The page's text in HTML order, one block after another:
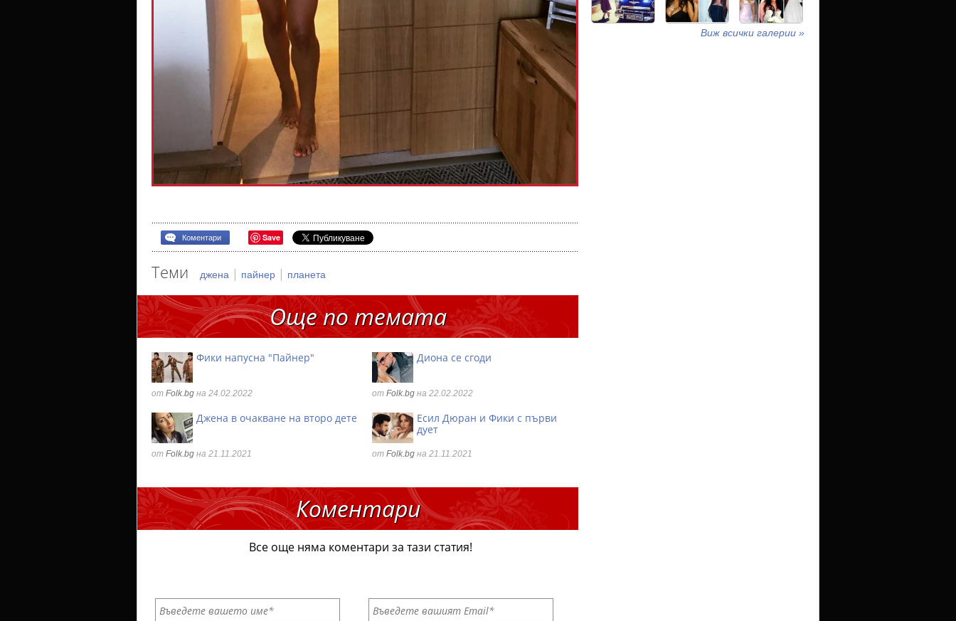
Коментари Save
Теми джена | пайнер | планета
Още по темата
Фики напусна "Пайнер"
от Folk.bg на 24.02.2022
Диона се сгоди
от Folk.bg на 22.02.2022
Джена в очакване на второ дете
от Folk.bg на 21.11.2021
Есил Дюран и Фики с първи
дует
от Folk.bg на 21.11.2021
Коментари
Все още няма коментари за тази статия!
Виж всички галерии »